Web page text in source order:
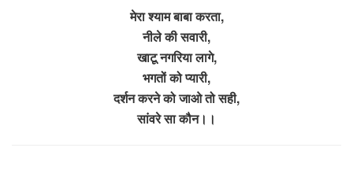
मेरा श्याम बाबा करता,
नीले की सवारी,
खाटू नगरिया लागे,
भगतों को प्यारी,
दर्शन करने को जाओ तो सही,
सांवरे सा कौन।।